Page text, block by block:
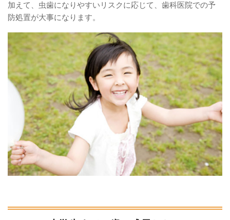
加えて、虫歯になりやすいリスクに応じて、歯科医院での予
防処置が大事になります。